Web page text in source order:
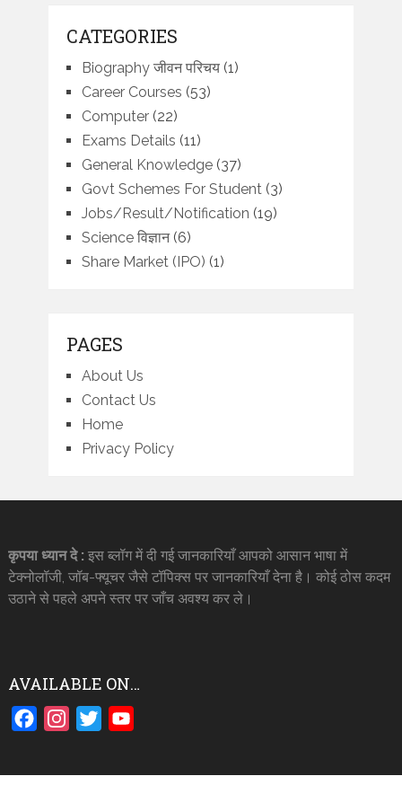
CATEGORIES
Biography जीवन परिचय(1)
Career Courses (53)
Computer(22)
Exams Details (11)
General Knowledge(37)
Govt Schemes For Student (3)
Jobs/Result/Notification (19)
Science विज्ञान(6)
Share Market (IPO) (1)
PAGES
About Us
Contact Us
Home
Privacy Policy
कृपया ध्यान दे : इस ब्लॉग में दी गई जानकारियाँ आपको आसान भाषा में
टेक्नोलॉजी, जॉब-फ्यूचर जैसे टॉपिक्स पर जानकारियाँ देना है। कोई ठोस कदम
उठाने से पहले अपने स्तर पर जाँच अवश्य कर ले।
AVAILABLE ON…
FacebookInstagram
Twitter